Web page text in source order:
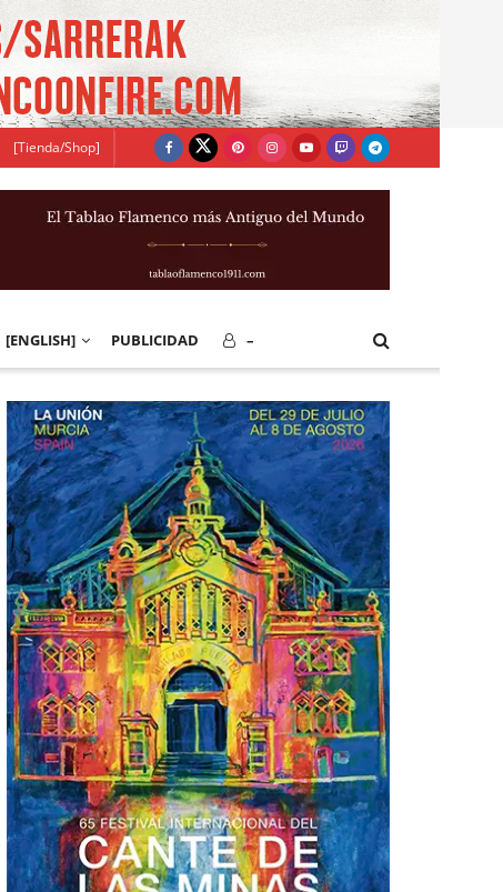
[Tienda/Shop]
[ENGLISH] PUBLICIDAD –